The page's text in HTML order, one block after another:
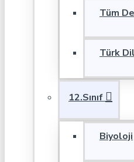
Tüm
Türk
12.Sınıf
Biyoloji